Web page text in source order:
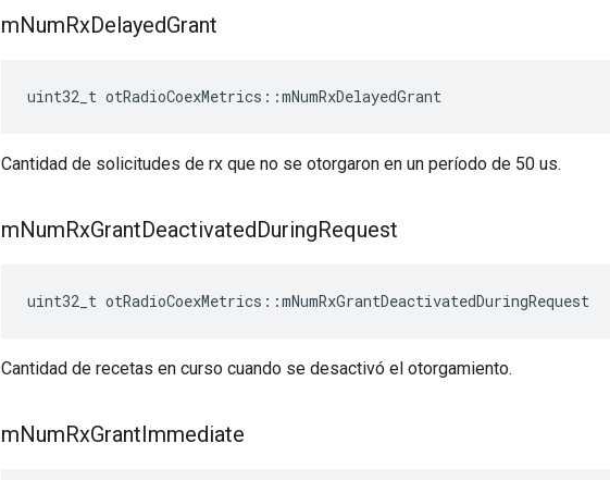
mNumRxDelayedGrant
uint32_t otRadioCoexMetrics ::mNumRxDelayedGrant
Cantidad de solicitudes de rx que no se otorgaron en un período de 50 us.
mNumRxGrantDeactivatedDuringRequest
uint32_t otRadioCoexMetrics ::mNumRxGrantDeactivatedDuringRequest
Cantidad de recetas en curso cuando se desactivó el otorgamiento.
mNumRxGrantImmediate